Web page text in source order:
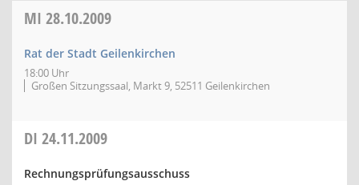
MI 28.10.2009
Rat der Stadt Geilenkirchen
18:00 Uhr
Großen Sitzungssaal, Markt 9, 52511 Geilenkirchen
DI 24.11.2009
Rechnungsprüfungsausschuss